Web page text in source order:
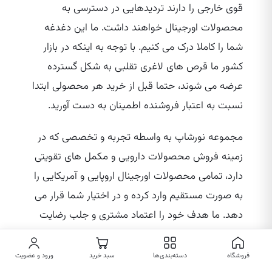
قوی خارجی را دارند تردیدهایی در دسترسی به
محصولات اورجینال خواهند داشت. ما این دغدغه
شما را کاملا درک می‌ کنیم. با توجه به اینکه در بازار
کشور ما قرص‌ های لاغری تقلبی به شکل گسترده
عرضه می‌ شوند، حتما قبل از خرید هر محصولی ابتدا
نسبت به اعتبار فروشنده اطمینان به دست آورید.
مجموعه نورشاپ به واسطه تجربه و تخصصی که در
زمینه فروش محصولات دارویی و مکمل‌ های تقویتی
دارد، تمامی محصولات اورجینال اروپایی و آمریکایی را
به صورت مستقیم وارد کرده و در اختیار شما قرار می‌
دهد. ما هدف خود را اعتماد مشتری و جلب رضایت
آن ها عنوان کرده‌ ایم. قبل از خرید هر محصولی می‌
توانید با مشاورین متخصص در مجموعه ما تماس
فروشگاه دسته‌بندی‌ها سبد خرید ورود و عضویت